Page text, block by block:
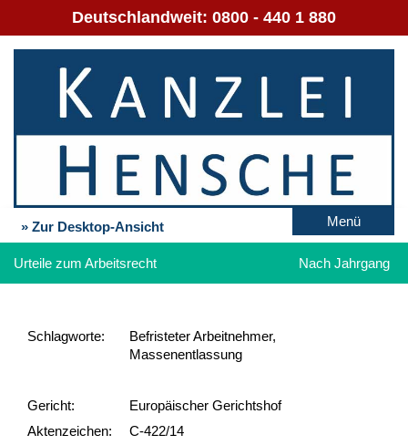
Deutschlandweit: 0800 - 440 1 880
» Zur Desktop-Ansicht Menü
Urteile zum Arbeitsrecht Nach Jahrgang
Schlag­worte:
Befristeter Arbeitnehmer,
Massenentlassung
Gericht:
Europäischer Gerichtshof
Akten­zeichen:
C-422/14